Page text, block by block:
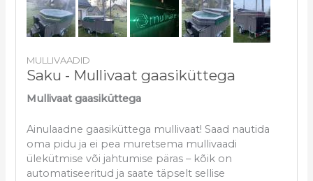
MULLIVAADID
Saku - Mullivaat gaasiküttega
Mullivaat gaasiküttega
Ainulaadne gaasiküttega mullivaat! Saad nautida
oma pidu ja ei pea muretsema mullivaadi
ülekütmise või jahtumise päras – kõik on
automatiseeritud ja saate täpselt sellise